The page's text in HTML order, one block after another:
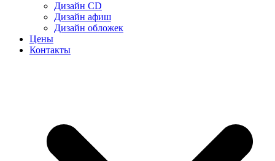
Дизайн CD
Дизайн афиш
Дизайн обложек
Цены
Контакты